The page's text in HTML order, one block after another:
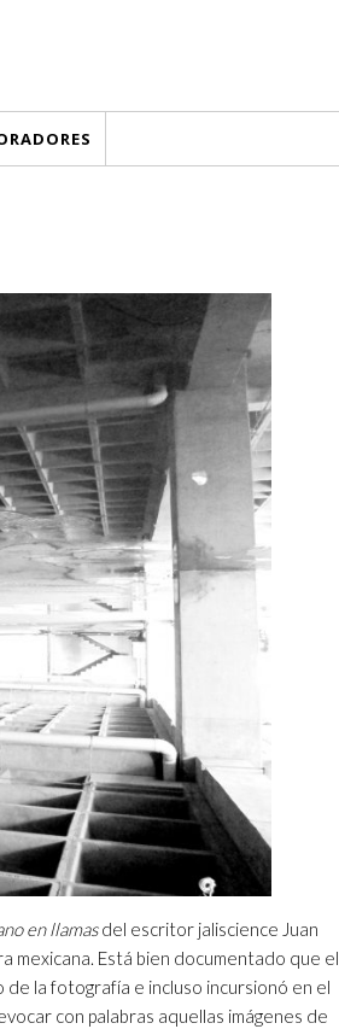
en llamasdel escritor jaliscience Juan
mexicana. Está bien documentado que el
la fotografía e incluso incursionó en el
con palabras aquellas imágenes de